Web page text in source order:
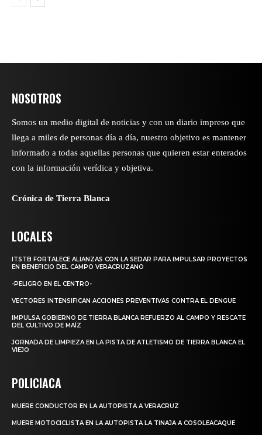
NOSOTROS
Somos un medio digital de noticias y con un diario impreso que
llega a miles de personas día a día, nuestro objetivo es mantener
informado a todas aquellas personas que quieren estar enterados
con la información verídica y objetiva.
Crónica de Tierra Blanca
LOCALES
ITSTB FORTALECE ALIANZAS CON LA SEDAR PARA IMPULSAR PROYECTOS
EN BENEFICIO DEL CAMPO VERACRUZANO
-PELIGRO EN EL CENTRO-
VECTORES INTENSIFICAN ACCIONES PREVENTIVAS CONTRA EL DENGUE
IMPULSA GOBIERNO DE TIERRA BLANCA REFUERZO AL CAMPO Y RESCATE
DEL CULTIVO DE MAÍZ
JORNADA DE LIMPIEZA EN LA PISTA DE ATLETISMO DE TIERRA BLANCA EL
VIEJO
POLICIACA
MUERE CONDUCTOR EN LA AUTOPISTA A VERACRUZ
MUERE MOTOCICLISTA EN LA AUTOPISTA LA TINAJA A COSOLEACAQUE